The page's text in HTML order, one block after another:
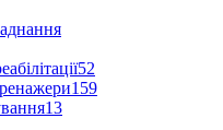
52
159
13